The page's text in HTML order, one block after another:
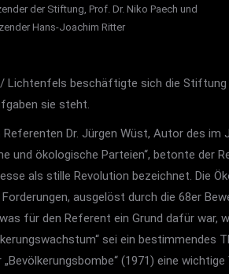
der Stiftung, Prof. Dr. Niko Paech und
Hans-Joachim Ritter
Lichtenfels beschäftigte sich die
sie steht.
Dr. Jürgen Wüst, Autor des im
und ökologische Parteien“, betonte der
als stille Revolution bezeichnet. Die
ausgelöst durch die 68er
für den Referent ein Grund dafür war,
sei ein bestimmendes
(1971) eine